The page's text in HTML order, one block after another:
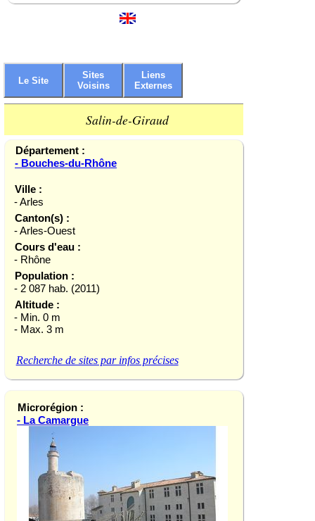
Le Site
Sites
Voisins
Liens
Externes
Salin-de-Giraud
Département :
- Bouches-du-Rhône
Ville :
- Arles
Canton(s) :
- Arles-Ouest
Cours d'eau :
- Rhône
Population :
- 2 087 hab. (2011)
Altitude :
- Min. 0 m
- Max. 3 m
Recherche de sites par infos précises
Microrégion :
- La Camargue